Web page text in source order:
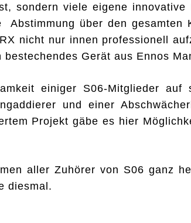
sondern viele eigene innovative
über den gesamten
nicht nur innen professionell
Gerät aus Ennos
einiger S06-Mitglieder auf
und einer
Projekt gäbe es hier
aller Zuhörer von S06 ganz
diesmal.